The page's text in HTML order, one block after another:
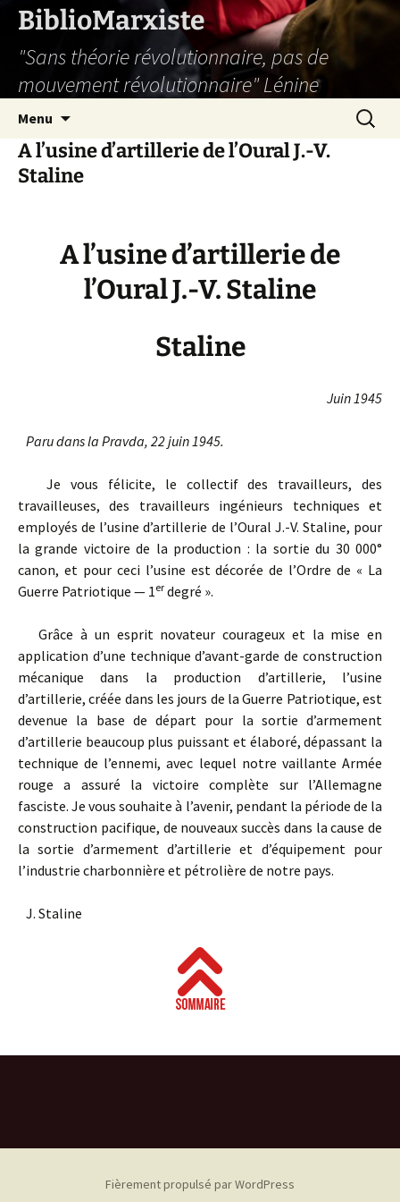
Aller
contenu
BiblioMarxiste
"Sans théorie révolutionnaire, pas de
mouvement révolutionnaire" Lénine
Menu
A l’usine d’artillerie de l’Oural J.-V.
Staline
A l’usine d’artillerie de
l’Oural J.-V. Staline
Staline
Juin 1945
Paru dans la Pravda, 22 juin 1945.
Je vous félicite, le collectif des travailleurs, des
travailleuses, des travailleurs ingénieurs techniques et
employés de l’usine d’artillerie de l’Oural J.-V. Staline, pour
la grande victoire de la production : la sortie du 30 000°
canon, et pour ceci l’usine est décorée de l’Ordre de « La
Guerre Patriotique — 1er degré ».
Grâce à un esprit novateur courageux et la mise en
application d’une technique d’avant-garde de construction
mécanique dans la production d’artillerie, l’usine
d’artillerie, créée dans les jours de la Guerre Patriotique, est
devenue la base de départ pour la sortie d’armement
d’artillerie beaucoup plus puissant et élaboré, dépassant la
technique de l’ennemi, avec lequel notre vaillante Armée
rouge a assuré la victoire complète sur l’Allemagne
fasciste. Je vous souhaite à l’avenir, pendant la période de la
construction pacifique, de nouveaux succès dans la cause de
la sortie d’armement d’artillerie et d’équipement pour
l’industrie charbonnière et pétrolière de notre pays.
J. Staline
Fièrement propulsé par WordPress